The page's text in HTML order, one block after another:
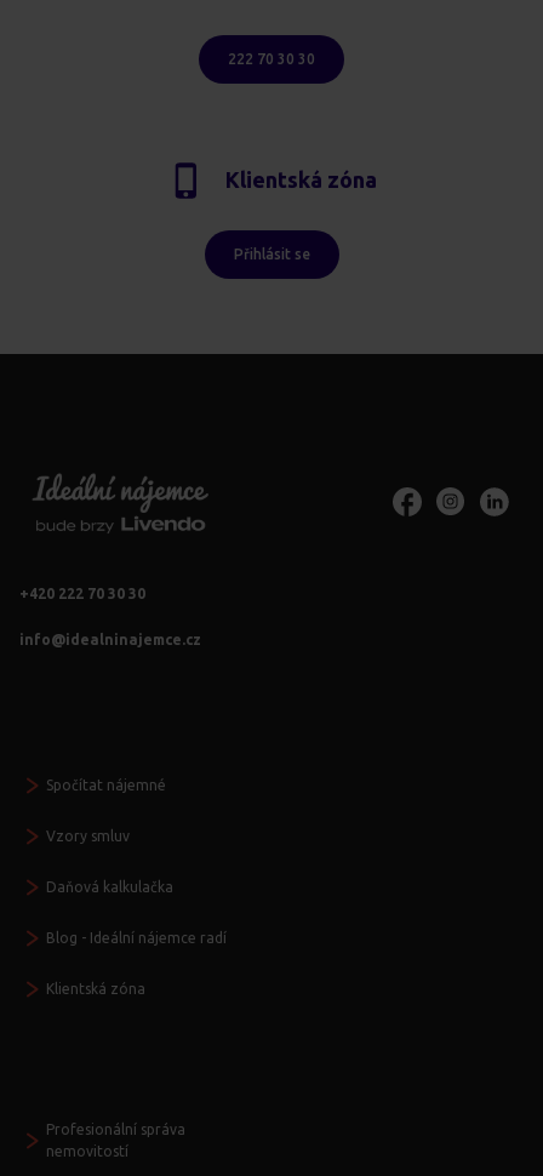
222 70 30 30
Klientská zóna
Přihlásit se
+420 222 70 30 30
info@idealninajemce.cz
Spočítat nájemné
Vzory smluv
Daňová kalkulačka
Blog - Ideální nájemce radí
Klientská zóna
Profesionální správa
nemovitostí